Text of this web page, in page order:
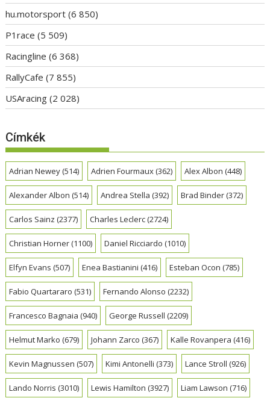
hu.motorsport (6 850)
P1race (5 509)
Racingline (6 368)
RallyCafe (7 855)
USAracing (2 028)
Címkék
Adrian Newey(514) Adrien Fourmaux(362) Alex Albon (448)
Alexander Albon (514) Andrea Stella (392) Brad Binder(372)
Carlos Sainz (2377) Charles Leclerc(2724)
Christian Horner(1100) Daniel Ricciardo (1010)
Elfyn Evans (507) Enea Bastianini (416) Esteban Ocon (785)
Fabio Quartararo (531) Fernando Alonso (2232)
Francesco Bagnaia (940) George Russell (2209)
Helmut Marko (679) Johann Zarco (367) Kalle Rovanpera (416)
Kevin Magnussen (507) Kimi Antonelli (373) Lance Stroll (926)
Lando Norris (3010) Lewis Hamilton (3927) Liam Lawson (716)